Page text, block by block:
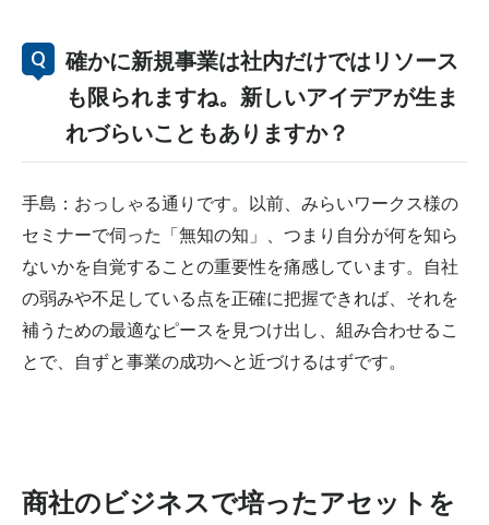
確かに新規事業は社内だけではリソース
も限られますね。新しいアイデアが生ま
れづらいこともありますか？
手島：おっしゃる通りです。以前、みらいワークス様の
セミナーで伺った「無知の知」、つまり自分が何を知ら
ないかを自覚することの重要性を痛感しています。自社
の弱みや不足している点を正確に把握できれば、それを
補うための最適なピースを見つけ出し、組み合わせるこ
とで、自ずと事業の成功へと近づけるはずです。
商社のビジネスで培ったアセットを